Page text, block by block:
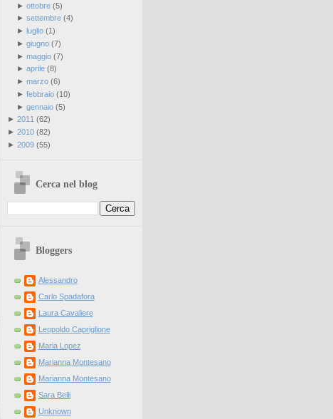
► ottobre(5)
► settembre(4)
► luglio(1)
► giugno(7)
► maggio(7)
► aprile(8)
► marzo(6)
► febbraio(10)
► gennaio(5)
► 2011(62)
► 2010(82)
► 2009(55)
Cerca nel blog
Bloggers
Alessandro
Carlo Spadafora
Laura Cavaliere
Leopoldo Capriglione
Maria Lopez
Marianna Montesano
Marianna Montesano
Sara Belli
Unknown